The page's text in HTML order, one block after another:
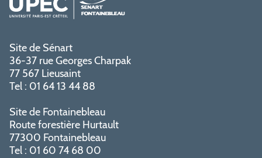
Site de Sénart
36-37 rue Georges Charpak
77 567 Lieusaint
Tel : 01 64 13 44 88
Site de Fontainebleau
Route forestière Hurtault
77300 Fontainebleau
Tel : 01 60 74 68 00